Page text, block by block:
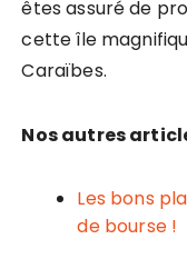
êtes assuré de
cette île
Caraïbes.
Nos autres
Les bons
de bourse !